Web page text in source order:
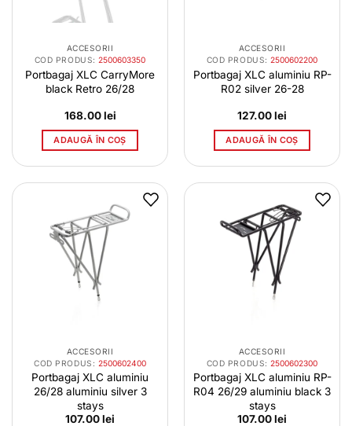
ACCESORII
COD PRODUS:2500603350
Portbagaj XLC CarryMore
black Retro 26/28
168.00lei
ADAUGĂ ÎN COȘ
ACCESORII
COD PRODUS:2500602200
Portbagaj XLC aluminiu RP-
R02 silver 26-28
127.00lei
ADAUGĂ ÎN COȘ
ACCESORII
COD PRODUS: 2500602400
Portbagaj XLC aluminiu
26/28 aluminiu silver 3
stays
107.00lei
ACCESORII
COD PRODUS:2500602300
Portbagaj XLC aluminiu RP-
R04 26/29 aluminiu black 3
stays
107.00lei